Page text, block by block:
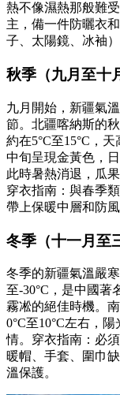
熱不像濕熱那般難
主，備一件防曬衣
子、太陽鏡、冰袖
秋季（九月至十
九月開始，新疆氣
節。北疆喀納斯的
約在5°C至15°C，
中旬呈現金黃色，日
此時暑熱消退，瓜
穿衣指南：與春季
帶上保暖中層和防
冬季（十一月至
冬季的新疆氣溫嚴
至-30°C，是中國著
霧凇的絕佳時機。
0°C至10°C左右，
情。穿衣指南：必
暖帽、手套、圍巾
溫保護。